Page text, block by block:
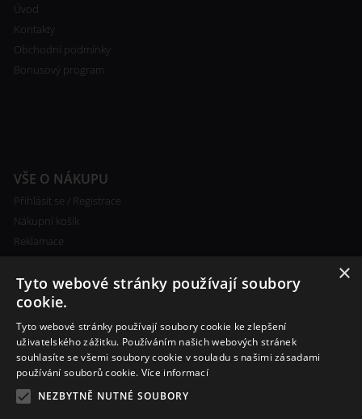
Úvod
Kontakty
Obchodní podmínky
Bonusový program
VŠE O NÁKUPU
Přihlásit se / Registrace
Nákupní košík
Reklamace
Certifikáty
RYCHLÝ KONTAKT
+420 608 138 367
×
Tyto webové stránky používají soubory
cookie.
Tyto webové stránky používají soubory cookie ke zlepšení
uživatelského zážitku. Používáním našich webových stránek
souhlasíte se všemi soubory cookie v souladu s našimi zásadami
používání souborů cookie. Více informací
NEZBYTNĚ NUTNÉ SOUBORY